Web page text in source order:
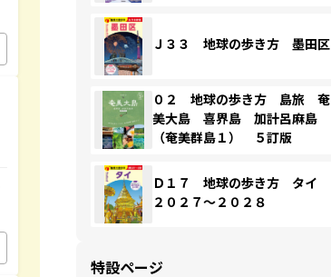
Ｊ３３ 地球の歩き方 墨田区
０２ 地球の歩き方 島旅 奄
美大島 喜界島 加計呂麻島
（奄美群島１） ５訂版
Ｄ１７ 地球の歩き方 タイ
２０２７～２０２８
特設ページ